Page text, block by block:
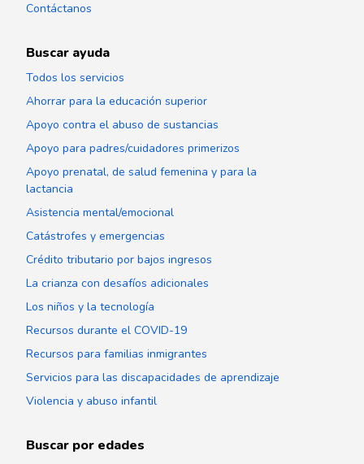
Contáctanos
Buscar ayuda
Todos los servicios
Ahorrar para la educación superior
Apoyo contra el abuso de sustancias
Apoyo para padres/cuidadores primerizos
Apoyo prenatal, de salud femenina y para la
lactancia
Asistencia mental/emocional
Catástrofes y emergencias
Crédito tributario por bajos ingresos
La crianza con desafíos adicionales
Los niños y la tecnología
Recursos durante el COVID-19
Recursos para familias inmigrantes
Servicios para las discapacidades de aprendizaje
Violencia y abuso infantil
Buscar por edades